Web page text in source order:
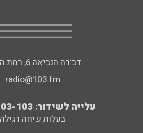
דבורה הנביאה 6, רמת השרון
radio@103.fm
עלייה לשידור: 0552-103-103
בעלות שיחה רגילה